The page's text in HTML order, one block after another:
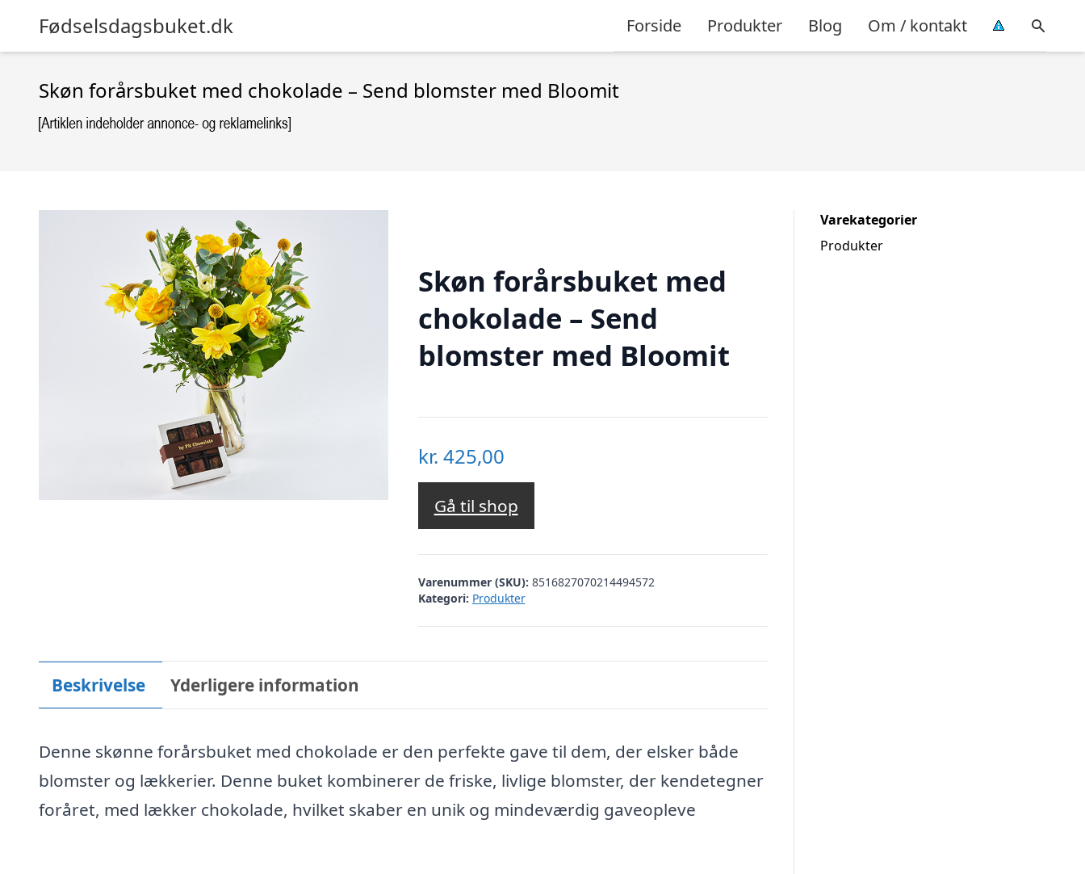
Fødselsdagsbuket.dk Forside Produkter Blog Om / kontakt
Skøn forårsbuket med chokolade – Send blomster med Bloomit
Skøn forårsbuket med
chokolade – Send
blomster med Bloomit
kr. 425,00
Gå til shop
Varenummer (SKU): 8516827070214494572
Kategori: Produkter
Beskrivelse Yderligere information
Denne skønne forårsbuket med chokolade er den perfekte gave til dem, der elsker både
blomster og lækkerier. Denne buket kombinerer de friske, livlige blomster, der kendetegner
foråret, med lækker chokolade, hvilket skaber en unik og mindeværdig gaveopleve
Varekategorier
Produkter